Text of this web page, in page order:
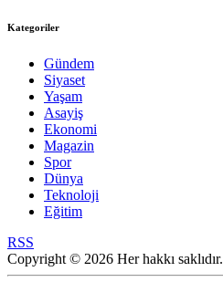
Kategoriler
Gündem
Siyaset
Yaşam
Asayiş
Ekonomi
Magazin
Spor
Dünya
Teknoloji
Eğitim
RSS
Copyright © 2026 Her hakkı saklıdır.